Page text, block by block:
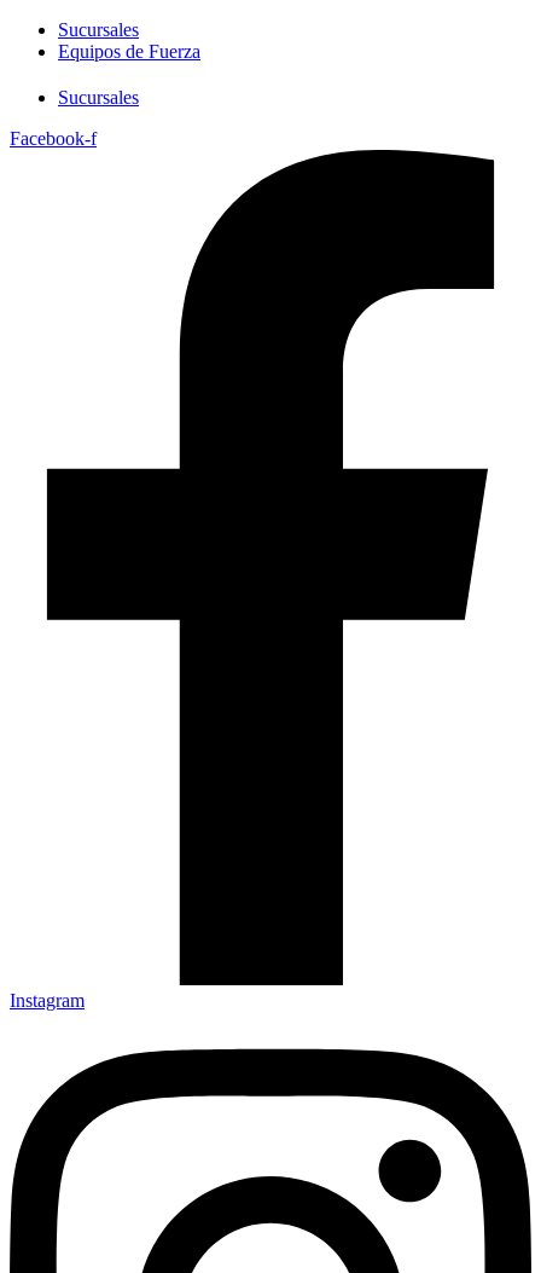
Sucursales
Equipos de Fuerza
Sucursales
Facebook-f
Instagram